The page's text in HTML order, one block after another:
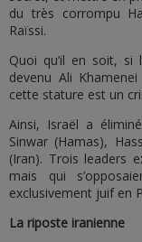
du très corrompu
Raïssi.
Quoi qu’il en soit, si
devenu Ali
cette stature est un
Ainsi, Israël a
Sinwar (Hamas),
(Iran). Trois leaders
mais qui
exclusivement juif en
La riposte iranienne